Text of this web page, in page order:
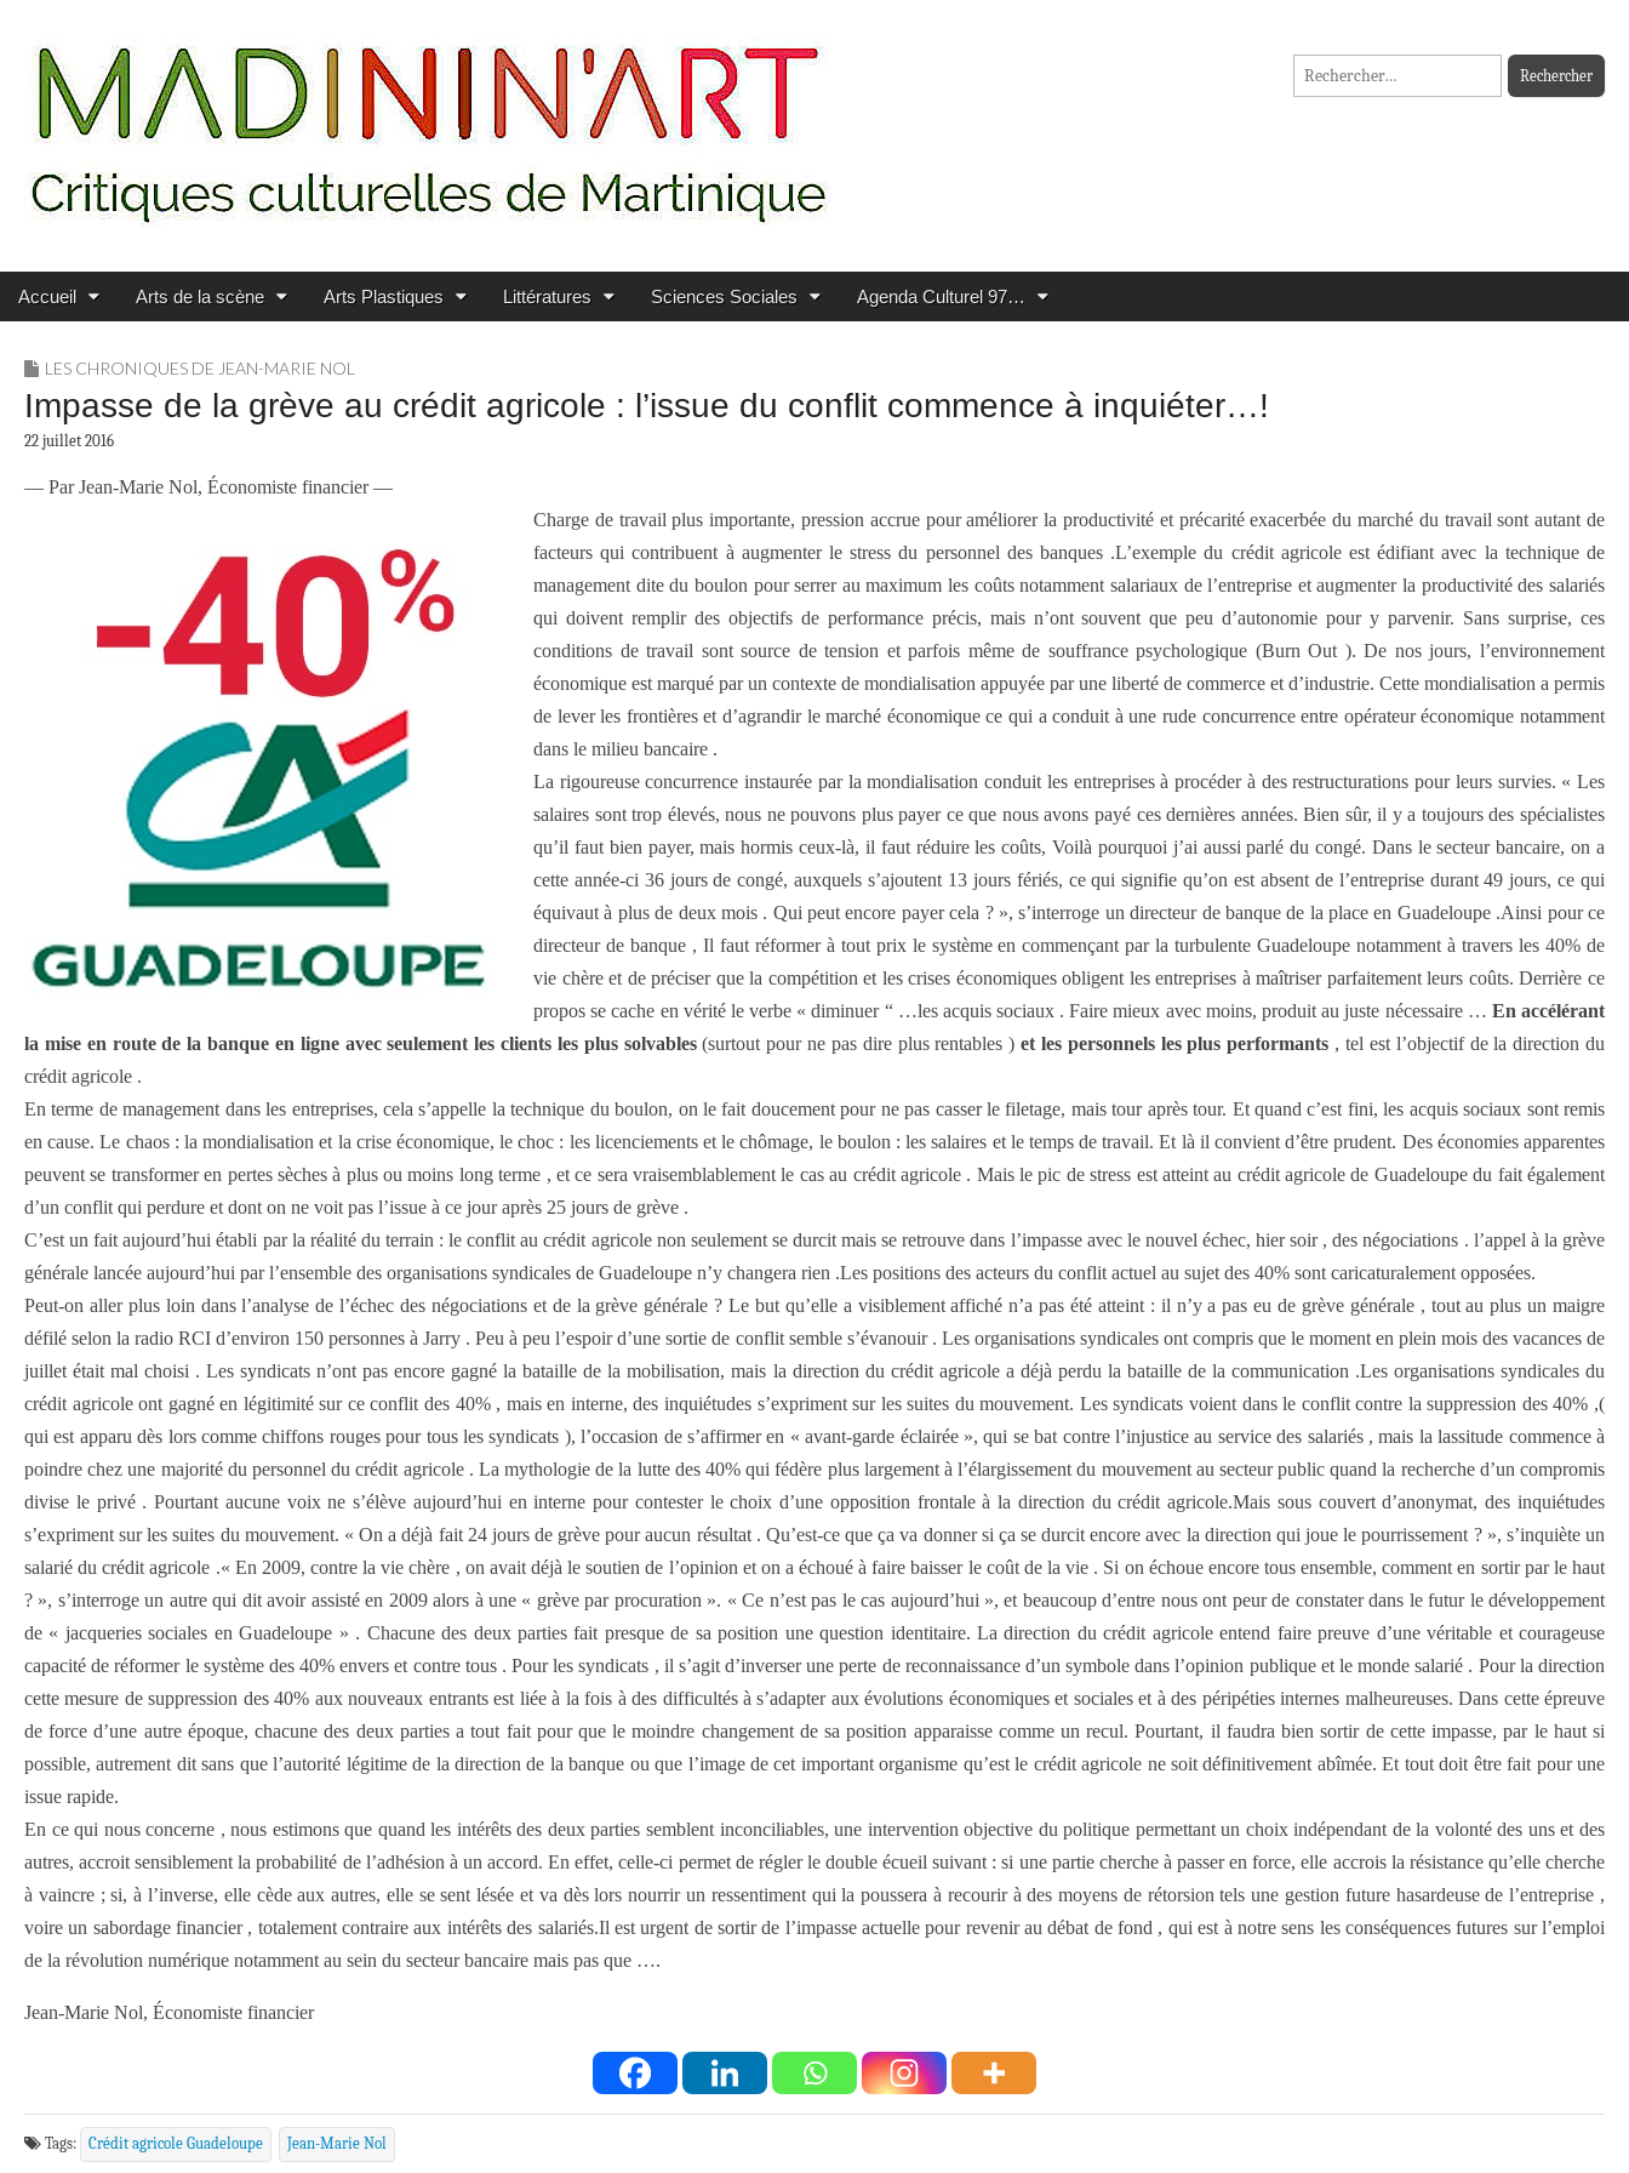
MADININ'ART
Rechercher :
Main menu
Skip to content
Accueil Arts de la scène Arts Plastiques Littératures Sciences Sociales Agenda Culturel 97…
LES CHRONIQUES DE JEAN-MARIE NOL
Impasse de la grève au crédit agricole : l’issue du conflit commence à inquiéter…!
22 juillet 2016
— Par Jean-Marie Nol, Économiste financier —
Charge de travail plus importante, pression accrue pour améliorer la productivité et précarité exacerbée du marché du travail sont autant de
facteurs qui contribuent à augmenter le stress du personnel des banques .L’exemple du crédit agricole est édifiant avec la technique de
management dite du boulon pour serrer au maximum les coûts notamment salariaux de l’entreprise et augmenter la productivité des salariés
qui doivent remplir des objectifs de performance précis, mais n’ont souvent que peu d’autonomie pour y parvenir. Sans surprise, ces
conditions de travail sont source de tension et parfois même de souffrance psychologique (Burn Out ). De nos jours, l’environnement
économique est marqué par un contexte de mondialisation appuyée par une liberté de commerce et d’industrie. Cette mondialisation a permis
de lever les frontières et d’agrandir le marché économique ce qui a conduit à une rude concurrence entre opérateur économique notamment
dans le milieu bancaire .
La rigoureuse concurrence instaurée par la mondialisation conduit les entreprises à procéder à des restructurations pour leurs survies. « Les
salaires sont trop élevés, nous ne pouvons plus payer ce que nous avons payé ces dernières années. Bien sûr, il y a toujours des spécialistes
qu’il faut bien payer, mais hormis ceux-là, il faut réduire les coûts, Voilà pourquoi j’ai aussi parlé du congé. Dans le secteur bancaire, on a
cette année-ci 36 jours de congé, auxquels s’ajoutent 13 jours fériés, ce qui signifie qu’on est absent de l’entreprise durant 49 jours, ce qui
équivaut à plus de deux mois . Qui peut encore payer cela ? », s’interroge un directeur de banque de la place en Guadeloupe .Ainsi pour ce
directeur de banque , Il faut réformer à tout prix le système en commençant par la turbulente Guadeloupe notamment à travers les 40% de
vie chère et de préciser que la compétition et les crises économiques obligent les entreprises à maîtriser parfaitement leurs coûts. Derrière ce
propos se cache en vérité le verbe « diminuer “ …les acquis sociaux . Faire mieux avec moins, produit au juste nécessaire … En accélérant
la mise en route de la banque en ligne avec seulement les clients les plus solvables(surtout pour ne pas dire plus rentables ) et les personnels les plus performants , tel est l’objectif de la direction du
crédit agricole .
En terme de management dans les entreprises, cela s’appelle la technique du boulon, on le fait doucement pour ne pas casser le filetage, mais tour après tour. Et quand c’est fini, les acquis sociaux sont remis
en cause. Le chaos : la mondialisation et la crise économique, le choc : les licenciements et le chômage, le boulon : les salaires et le temps de travail. Et là il convient d’être prudent. Des économies apparentes
peuvent se transformer en pertes sèches à plus ou moins long terme , et ce sera vraisemblablement le cas au crédit agricole . Mais le pic de stress est atteint au crédit agricole de Guadeloupe du fait également
d’un conflit qui perdure et dont on ne voit pas l’issue à ce jour après 25 jours de grève .
C’est un fait aujourd’hui établi par la réalité du terrain : le conflit au crédit agricole non seulement se durcit mais se retrouve dans l’impasse avec le nouvel échec, hier soir , des négociations . l’appel à la grève
générale lancée aujourd’hui par l’ensemble des organisations syndicales de Guadeloupe n’y changera rien .Les positions des acteurs du conflit actuel au sujet des 40% sont caricaturalement opposées.
Peut-on aller plus loin dans l’analyse de l’échec des négociations et de la grève générale ? Le but qu’elle a visiblement affiché n’a pas été atteint : il n’y a pas eu de grève générale , tout au plus un maigre
défilé selon la radio RCI d’environ 150 personnes à Jarry . Peu à peu l’espoir d’une sortie de conflit semble s’évanouir . Les organisations syndicales ont compris que le moment en plein mois des vacances de
juillet était mal choisi . Les syndicats n’ont pas encore gagné la bataille de la mobilisation, mais la direction du crédit agricole a déjà perdu la bataille de la communication .Les organisations syndicales du
crédit agricole ont gagné en légitimité sur ce conflit des 40% , mais en interne, des inquiétudes s’expriment sur les suites du mouvement. Les syndicats voient dans le ­conflit contre la suppression des 40% ,(
qui est apparu dès lors comme chiffons rouges pour tous les syndicats ), l’occasion de s’affirmer en « avant-garde éclairée », qui se bat contre l’injustice au service des salariés , mais la lassitude commence à
poindre chez une majorité du personnel du crédit agricole . La mythologie de la lutte des 40% qui fédère plus largement à l’élargissement du mouvement au secteur public quand la recherche d’un compromis
divise le privé . Pourtant aucune voix ne s’élève aujourd’hui en interne pour contester le choix d’une opposition frontale à la direction du crédit agricole.Mais sous couvert d’anonymat, des inquiétudes
s’expriment sur les suites du mouvement. « On a déjà fait 24 jours de grève pour aucun résultat . Qu’est-ce que ça va donner si ça se durcit encore avec la direction qui joue le pourrissement ? », s’inquiète un
salarié du crédit agricole .« En 2009, contre la vie chère , on avait déjà le soutien de l’opinion et on a échoué à faire baisser le coût de la vie . Si on échoue encore tous ensemble, comment en sortir par le haut
? », s’interroge un autre qui dit avoir assisté en 2009 alors à une « grève par procuration ». « Ce n’est pas le cas aujourd’hui », et beaucoup d’entre nous ont peur de constater dans le futur le développement
de « jacqueries sociales en Guadeloupe » . Chacune des deux parties fait presque de sa position une question identitaire. La direction du crédit agricole entend faire preuve d’une véritable et courageuse
capacité de réformer le système des 40% envers et contre tous . Pour les syndicats , il s’agit d’inverser une perte de reconnaissance d’un symbole dans l’opinion publique et le monde salarié . Pour la direction
cette mesure de suppression des 40% aux nouveaux entrants est liée à la fois à des difficultés à s’adapter aux évolutions économiques et sociales et à des péripéties internes malheureuses. Dans cette épreuve
de force d’une autre époque, chacune des deux parties a tout fait pour que le moindre changement de sa position apparaisse comme un recul. Pourtant, il faudra bien sortir de cette impasse, par le haut si
possible, autrement dit sans que l’autorité légitime de la direction de la banque ou que l’image de cet important organisme qu’est le crédit agricole ne soit définitivement abîmée. Et tout doit être fait pour une
issue rapide.
En ce qui nous concerne , nous estimons que quand les intérêts des deux parties semblent inconciliables, une intervention objective du politique permettant un choix indépendant de la volonté des uns et des
autres, accroit sensiblement la probabilité de l’adhésion à un accord. En effet, celle-ci permet de régler le double écueil suivant : si une partie cherche à passer en force, elle accrois la résistance qu’elle cherche
à vaincre ; si, à l’inverse, elle cède aux autres, elle se sent lésée et va dès lors nourrir un ressentiment qui la poussera à recourir à des moyens de rétorsion tels une gestion future hasardeuse de l’entreprise ,
voire un sabordage financier , totalement contraire aux intérêts des salariés.Il est urgent de sortir de l’impasse actuelle pour revenir au débat de fond , qui est à notre sens les conséquences futures sur l’emploi
de la révolution numérique notamment au sein du secteur bancaire mais pas que ….
Jean-Marie Nol, Économiste financier
Tags: Crédit agricole Guadeloupe Jean-Marie Nol